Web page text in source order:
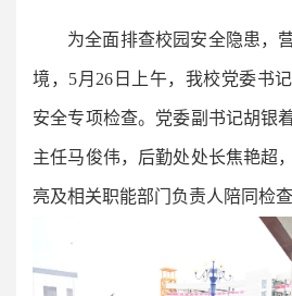
为全面排查校园安全隐患，
境，5月26日上午，我校党委书
安全专项检查。党委副书记胡银
主任马俊伟，后勤处处长焦艳超
亮及相关职能部门负责人陪同检查